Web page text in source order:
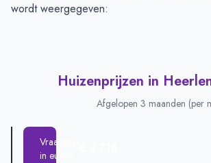
wordt weergegeven:
Huizenprijzen in
Afgelopen 3 maanden (per
Vraagprijs
in euro's